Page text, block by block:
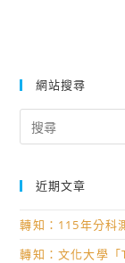
網站搜尋
for:
近期文章
轉知：115年分科
轉知：文化大學